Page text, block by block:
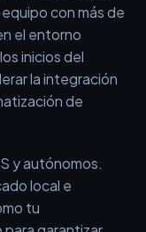
con más de
el entorno
inicios del
la integración
de
y autónomos.
local e
tu